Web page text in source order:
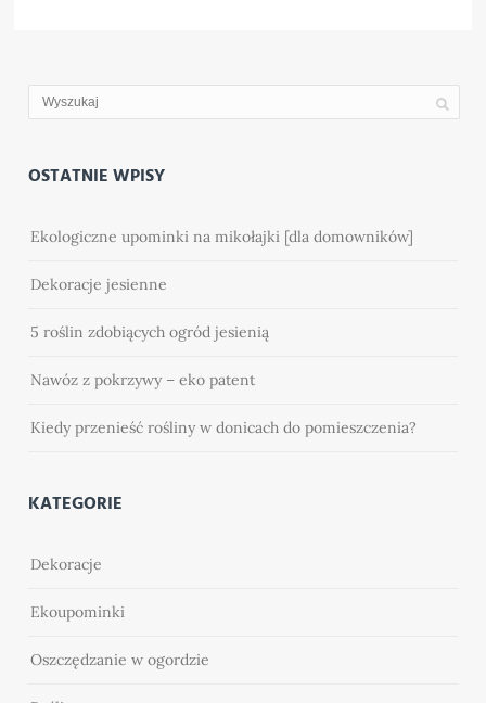
OSTATNIE WPISY
Ekologiczne upominki na mikołajki [dla domowników]
Dekoracje jesienne
5 roślin zdobiących ogród jesienią
Nawóz z pokrzywy – eko patent
Kiedy przenieść rośliny w donicach do pomieszczenia?
KATEGORIE
Dekoracje
Ekoupominki
Oszczędzanie w ogordzie